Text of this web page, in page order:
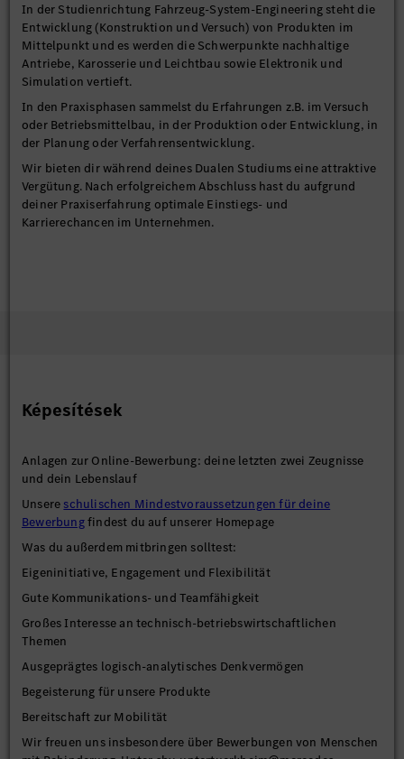
In der Studienrichtung Fahrzeug-System-Engineering steht die
Entwicklung (Konstruktion und Versuch) von Produkten im
Mittelpunkt und es werden die Schwerpunkte nachhaltige
Antriebe, Karosserie und Leichtbau sowie Elektronik und
Simulation vertieft.
In den Praxisphasen sammelst du Erfahrungen z.B. im Versuch
oder Betriebsmittelbau, in der Produktion oder Entwicklung, in
der Planung oder Verfahrensentwicklung.
Wir bieten dir während deines Dualen Studiums eine attraktive
Vergütung. Nach erfolgreichem Abschluss hast du aufgrund
deiner Praxiserfahrung optimale Einstiegs- und
Karrierechancen im Unternehmen.
Képesítések
Anlagen zur Online-Bewerbung: deine letzten zwei Zeugnisse
und dein Lebenslauf
Unsere schulischen Mindestvoraussetzungen für deine
Bewerbungfindest du auf unserer Homepage
Was du außerdem mitbringen solltest:
Eigeninitiative, Engagement und Flexibilität
Gute Kommunikations- und Teamfähigkeit
Großes Interesse an technisch-betriebswirtschaftlichen
Themen
Ausgeprägtes logisch-analytisches Denkvermögen
Begeisterung für unsere Produkte
Bereitschaft zur Mobilität
Wir freuen uns insbesondere über Bewerbungen von Menschen